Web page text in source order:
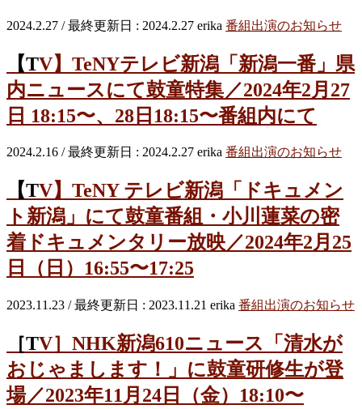
2024.2.27 / 最終更新日 : 2024.2.27 erika 番組出演のお知らせ
【TV】TeNYテレビ新潟「新潟一番」県
内ニュースにて鼓童特集／2024年2月27
日 18:15〜、28日18:15〜番組内にて
2024.2.16 / 最終更新日 : 2024.2.27 erika 番組出演のお知らせ
【TV】TeNY テレビ新潟「ドキュメン
ト新潟」にて鼓童番組・小川蓮菜の密
着ドキュメンタリー放映／2024年2月25
日（日）16:55〜17:25
2023.11.23 / 最終更新日 : 2023.11.21 erika 番組出演のお知らせ
［TV］NHK新潟610ニュース「清水が
おじゃまします！」に鼓童研修生が登
場／2023年11月24日（金）18:10〜